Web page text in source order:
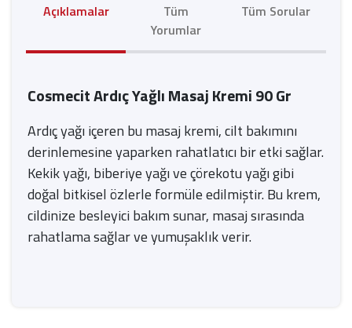
Açıklamalar
Tüm
Yorumlar
Tüm Sorular
Cosmecit Ardıç Yağlı Masaj Kremi 90 Gr
Ardıç yağı içeren bu masaj kremi, cilt bakımını
derinlemesine yaparken rahatlatıcı bir etki sağlar.
Kekik yağı, biberiye yağı ve çörekotu yağı gibi
doğal bitkisel özlerle formüle edilmiştir. Bu krem,
cildinize besleyici bakım sunar, masaj sırasında
rahatlama sağlar ve yumuşaklık verir.